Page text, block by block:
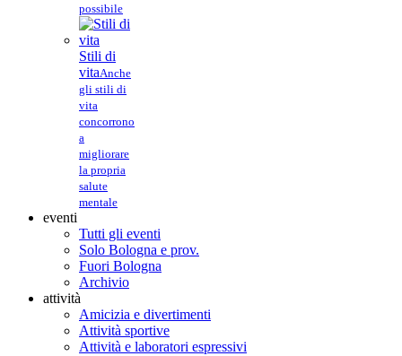
possibile
Stili di
vitaAnche
gli stili di
vita
concorrono
a
migliorare
la propria
salute
mentale
eventi
Tutti gli eventi
Solo Bologna e prov.
Fuori Bologna
Archivio
attività
Amicizia e divertimenti
Attività sportive
Attività e laboratori espressivi